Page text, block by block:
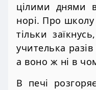
цілими днями
норі. Про
тільки
учителька
а воно ж ні в
В печі